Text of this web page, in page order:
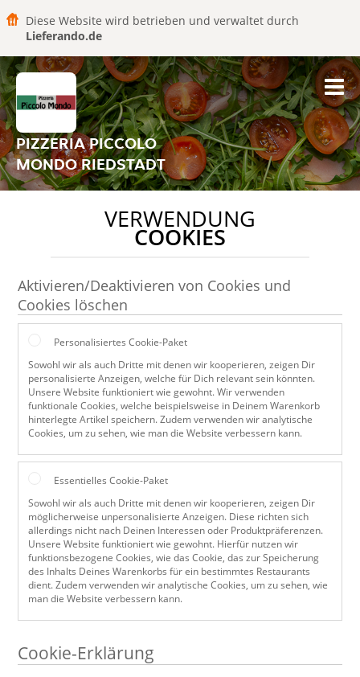
Diese Website wird betrieben und verwaltet durch
Lieferando.de
PIZZERIA PICCOLO
MONDO RIEDSTADT
VERWENDUNG
COOKIES
Aktivieren/Deaktivieren von Cookies und
Cookies löschen
Personalisiertes Cookie-Paket
Sowohl wir als auch Dritte mit denen wir kooperieren, zeigen Dir
personalisierte Anzeigen, welche für Dich relevant sein könnten.
Unsere Website funktioniert wie gewohnt. Wir verwenden
funktionale Cookies, welche beispielsweise in Deinem Warenkorb
hinterlegte Artikel speichern. Zudem verwenden wir analytische
Cookies, um zu sehen, wie man die Website verbessern kann.
Essentielles Cookie-Paket
Sowohl wir als auch Dritte mit denen wir kooperieren, zeigen Dir
möglicherweise unpersonalisierte Anzeigen. Diese richten sich
allerdings nicht nach Deinen Interessen oder Produktpräferenzen.
Unsere Website funktioniert wie gewohnt. Hierfür nutzen wir
funktionsbezogene Cookies, wie das Cookie, das zur Speicherung
des Inhalts Deines Warenkorbs für ein bestimmtes Restaurants
dient. Zudem verwenden wir analytische Cookies, um zu sehen, wie
man die Website verbessern kann.
Cookie-Erklärung